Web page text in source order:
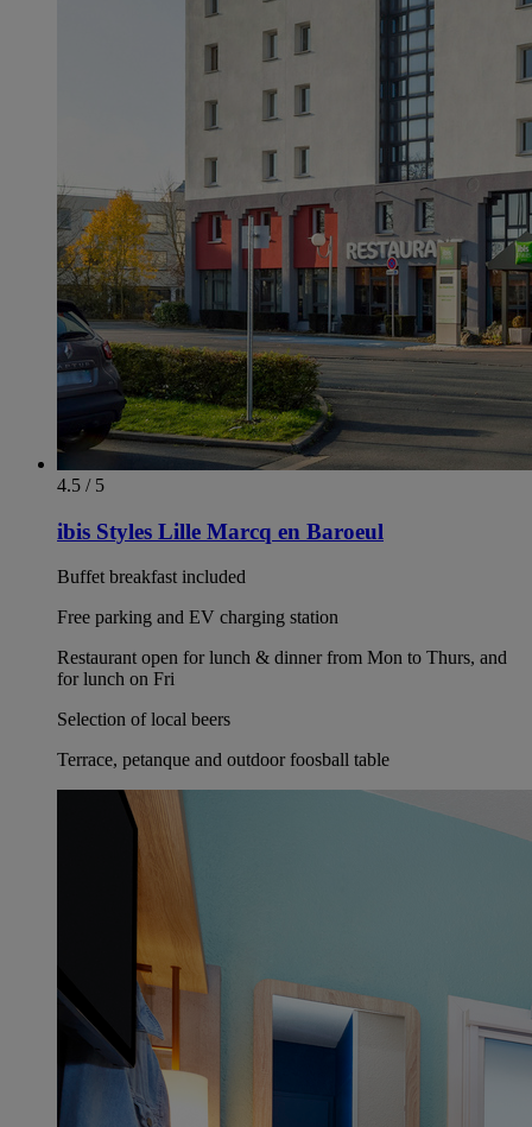
4.5 / 5
ibis Styles Lille Marcq en Baroeul
Buffet breakfast included
Free parking and EV charging station
Restaurant open for lunch & dinner from Mon to Thurs, and
for lunch on Fri
Selection of local beers
Terrace, petanque and outdoor foosball table